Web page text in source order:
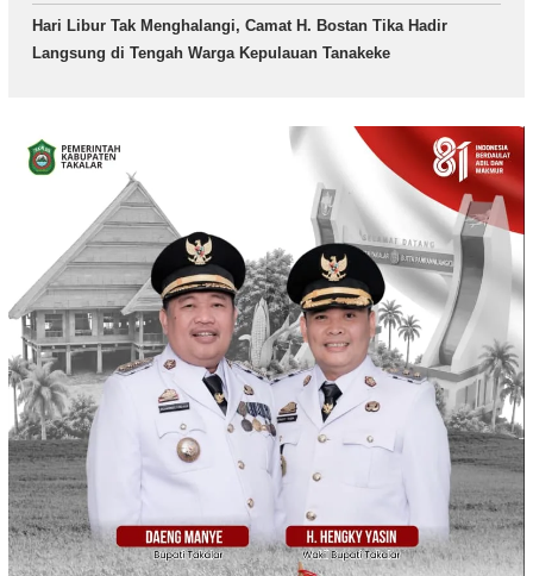
Hari Libur Tak Menghalangi, Camat H. Bostan Tika Hadir
Langsung di Tengah Warga Kepulauan Tanakeke